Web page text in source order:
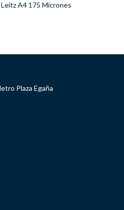
A4 175 Micrones
Plaza Egaña